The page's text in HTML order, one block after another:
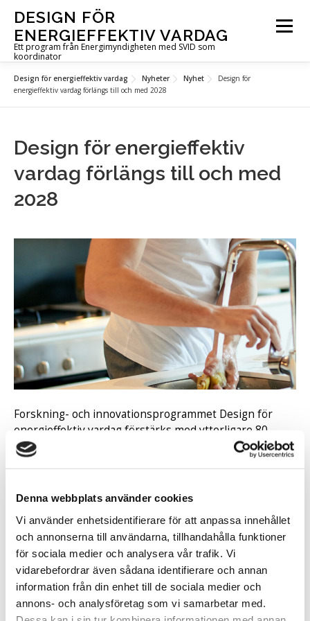
Denna webbplats använder cookies
Vi använder enhetsidentifierare för att anpassa innehållet
och annonserna till användarna, tillhandahålla funktioner
för sociala medier och analysera vår trafik. Vi
vidarebefordrar även sådana identifierare och annan
information från din enhet till de sociala medier och
annons- och analysföretag som vi samarbetar med.
innehåll
DESIGN FÖR
ENERGIEFFEKTIV VARDAG
Ett program från Energimyndigheten med SVID som
koordinator
Meny
OM PROGRAMMET UTLYSNINGAR
AKTUELLT FÖR DIG I PROJEKT KONTAKT
IN ENGLISH
Design för energieffektiv vardag Nyheter Nyhet
Design för
energieffektiv vardag förlängs till och med 2028
Design för energieffektiv
vardag förlängs till och med
2028
Forskning- och innovationsprogrammet Design för
energieffektiv vardag förstärks med ytterligare 80
miljoner kronor och förlängs till och med 2028.
Programmet Design för energieffektiv vardag har pågått i nuvarande
innovationssystemet. Det kombinerar energi, design och
affärsmodeller och tjänster som minskar eller effektiviserar vår
energianvändning.
Nu avsätter Energimyndigheten ytterligare 80 miljoner kronor för
perioden 2025 till och med 2028, vilket ger programmet en total
budget på 200 miljoner kronor för åren 2018 till och med 2028.
– Vi har förlängt programmet för att vi ser att det fyller en viktig